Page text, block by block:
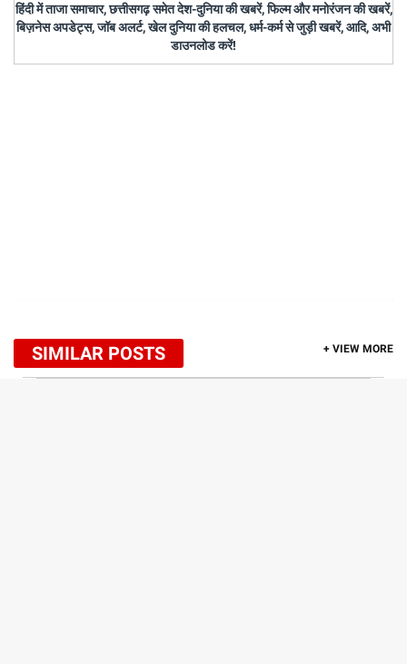
हिंदी में ताजा समाचार, छत्तीसगढ़ समेत देश-दुनिया की खबरें, फिल्म और मनोरंजन की खबरें,
बिज़नेस अपडेट्स, जॉब अलर्ट, खेल दुनिया की हलचल, धर्म-कर्म से जुड़ी खबरें, आदि, अभी
डाउनलोड करें!
SIMILAR POSTS + VIEW MORE